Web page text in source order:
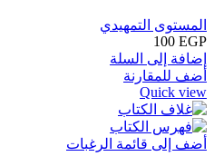
المستوى التمهيدي
100 EGP
إضافة إلى السلة
أضف للمقارنة
Quick view
أضف إلى قائمة الرغبات